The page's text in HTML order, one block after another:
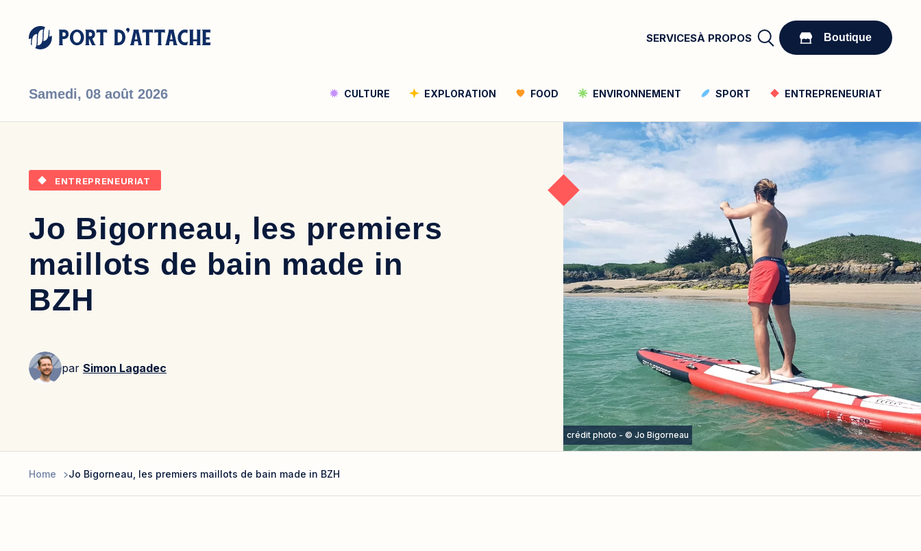
SERVICESÀ PROPOS Boutique
Samedi, 08 août 2026 CULTURE EXPLORATION FOOD ENVIRONNEMENT SPORT ENTREPRENEURIAT
ENTREPRENEURIAT
Jo Bigorneau, les premiers
maillots de bain made in
BZH
par Simon Lagadec
crédit photo - © Jo Bigorneau
Home Jo Bigorneau, les premiers maillots de bain made in BZH